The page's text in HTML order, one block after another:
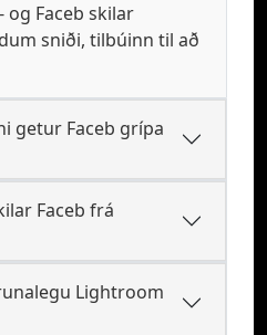
og Faceb skilar
sniði, tilbúinn til að
getur Faceb grípa
Faceb frá
Lightroom